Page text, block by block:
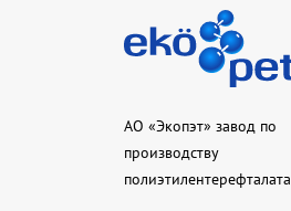
АО «Экопэт» завод по
производству
полиэтилентерефталата